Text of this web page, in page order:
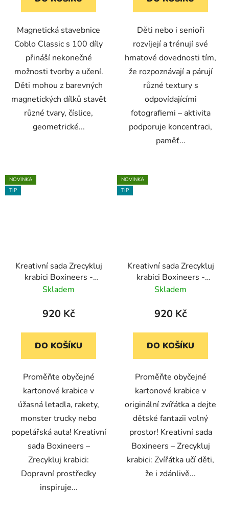
Magnetická stavebnice
Coblo Classic s 100 díly
přináší nekonečné
možnosti tvorby a učení.
Děti mohou z barevných
magnetických dílků stavět
různé tvary, číslice,
geometrické...
Děti nebo i senioři
rozvíjejí a trénují své
hmatové dovednosti tím,
že rozpoznávají a párují
různé textury s
odpovídajícími
fotografiemi – aktivita
podporuje koncentraci,
paměť...
NOVINKA
TIP
Kreativní sada Zrecykluj
krabici Boxineers -
Dopravní prostředky
Skladem
920 Kč
DO KOŠÍKU
Proměňte obyčejné
kartonové krabice v
úžasná letadla, rakety,
monster trucky nebo
popelářská auta! Kreativní
sada Boxineers –
Zrecykluj krabici:
Dopravní prostředky
inspiruje...
NOVINKA
TIP
Kreativní sada Zrecykluj
krabici Boxineers -
Zvířátka
Skladem
920 Kč
DO KOŠÍKU
Proměňte obyčejné
kartonové krabice v
originální zvířátka a dejte
dětské fantazii volný
prostor! Kreativní sada
Boxineers – Zrecykluj
krabici: Zvířátka učí děti,
že i zdánlivě...